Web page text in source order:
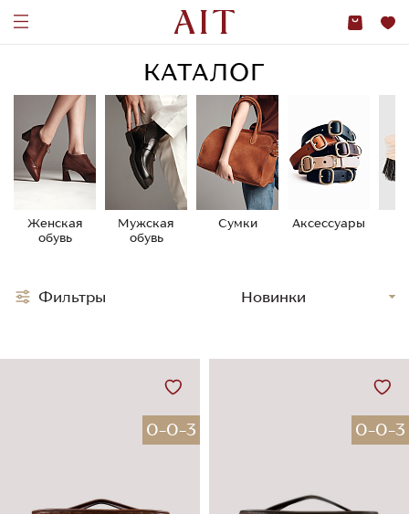
КАТАЛОГ
Женская
обувь
Мужская
обувь
Сумки Аксессуары
0-0-3 0-0-3
Фильтры